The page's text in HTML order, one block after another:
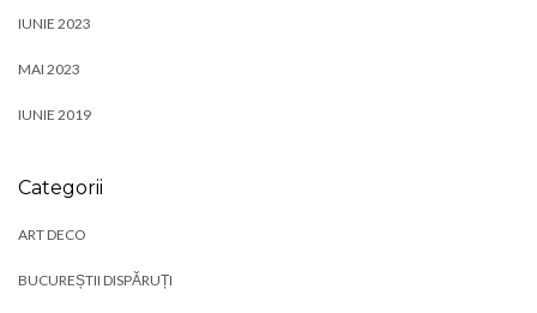
IUNIE 2023
MAI 2023
IUNIE 2019
Categorii
ART DECO
BUCUREȘTII DISPĂRUȚI